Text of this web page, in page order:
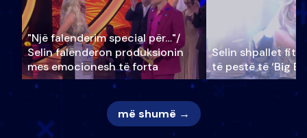
"Një falenderim special për…"/
Selin falënderon produksionin
mes emocionesh të forta
Selin shpallet
të pestë të ‘Big
më shumë →